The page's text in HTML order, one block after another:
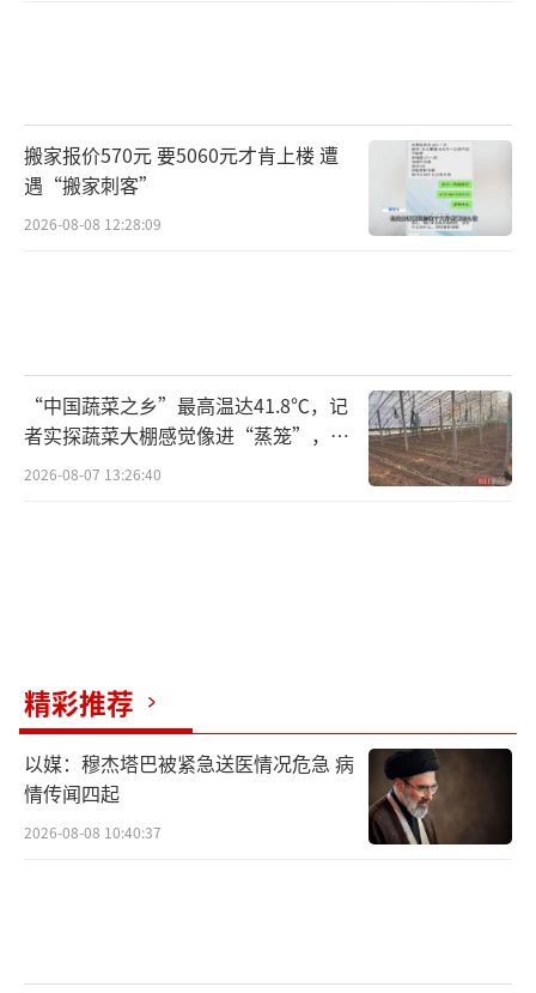
搬家报价570元 要5060元才肯上楼 遭
遇“搬家刺客”
2026-08-08 12:28:09
“中国蔬菜之乡”最高温达41.8℃，记
者实探蔬菜大棚感觉像进“蒸笼”，有
村民称只能凌晨两点起来干活
2026-08-07 13:26:40
精彩推荐
以媒：穆杰塔巴被紧急送医情况危急 病
情传闻四起
2026-08-08 10:40:37